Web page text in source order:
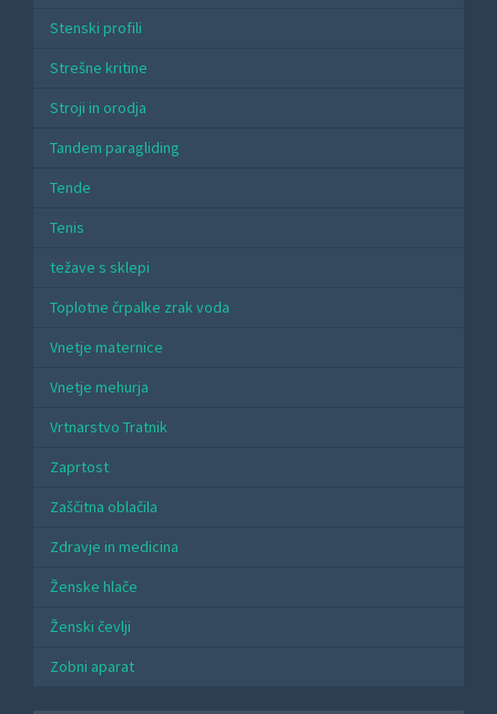
Stenski profili
Strešne kritine
Stroji in orodja
Tandem paragliding
Tende
Tenis
težave s sklepi
Toplotne črpalke zrak voda
Vnetje maternice
Vnetje mehurja
Vrtnarstvo Tratnik
Zaprtost
Zaščitna oblačila
Zdravje in medicina
Ženske hlače
Ženski čevlji
Zobni aparat